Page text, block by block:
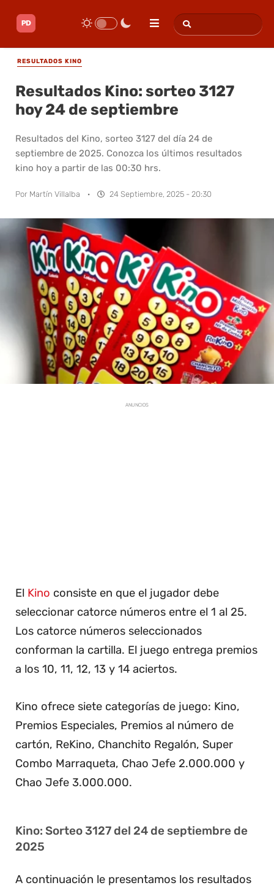
RESULTADOS KINO
Resultados Kino: sorteo 3127
hoy 24 de septiembre
Resultados del Kino, sorteo 3127 del día 24 de
septiembre de 2025. Conozca los últimos resultados
kino hoy a partir de las 00:30 hrs.
Por Martín Villalba · 24 Septiembre, 2025 - 20:30
ANUNCIOS
El Kino consiste en que el jugador debe
seleccionar catorce números entre el 1 al 25.
Los catorce números seleccionados
conforman la cartilla. El juego entrega premios
a los 10, 11, 12, 13 y 14 aciertos.
Kino ofrece siete categorías de juego: Kino,
Premios Especiales, Premios al número de
cartón, ReKino, Chanchito Regalón, Super
Combo Marraqueta, Chao Jefe 2.000.000 y
Chao Jefe 3.000.000.
Kino: Sorteo 3127 del 24 de septiembre de
2025
A continuación le presentamos los resultados